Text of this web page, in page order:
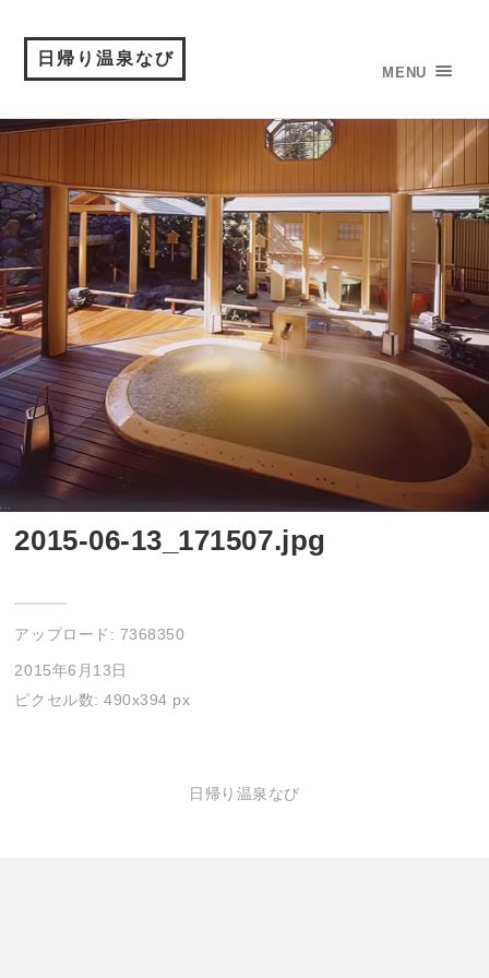
日帰り温泉なび
MENU
2015-06-13_171507.jpg
アップロード: 7368350
2015年6月13日
ピクセル数: 490x394 px
日帰り温泉なび